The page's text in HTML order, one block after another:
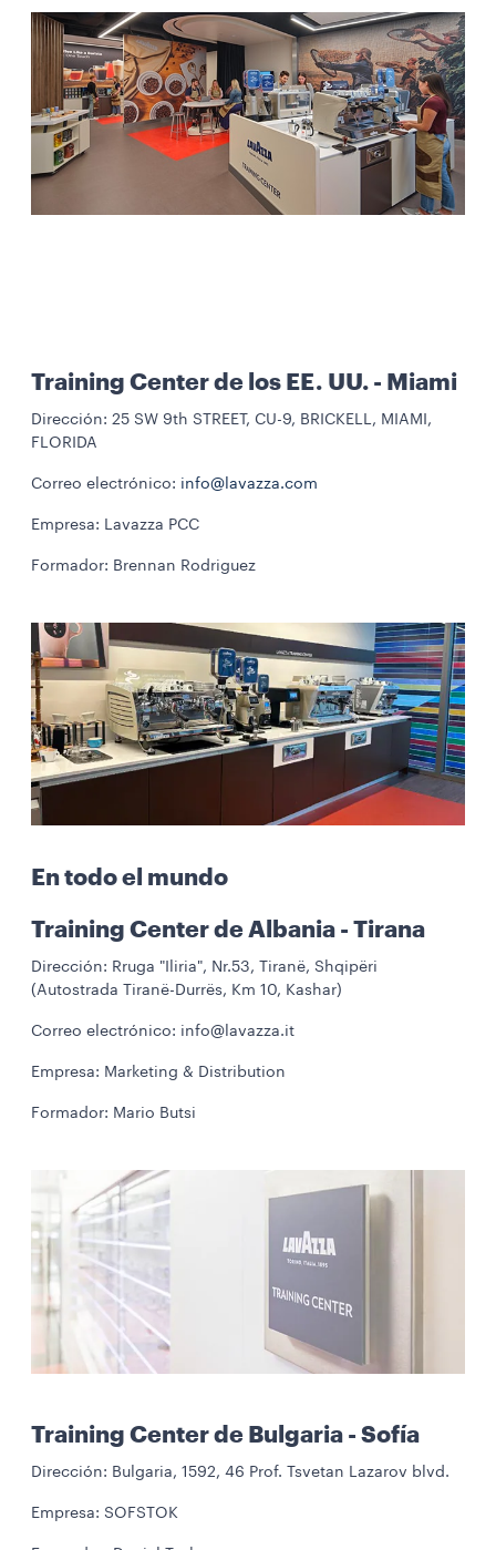
Training Center de los EE. UU. - Miami
Dirección: 25 SW 9th STREET, CU-9, BRICKELL, MIAMI,
FLORIDA
Correo electrónico: info@lavazza.com
Empresa: Lavazza PCC
Formador: Brennan Rodriguez
En todo el mundo
Training Center de Albania - Tirana
Dirección: Rruga "Iliria", Nr.53, Tiranë, Shqipëri
(Autostrada Tiranë-Durrës, Km 10, Kashar)
Correo electrónico: info@lavazza.it
Empresa: Marketing & Distribution
Formador: Mario Butsi
Training Center de Bulgaria - Sofía
Dirección: Bulgaria, 1592, 46 Prof. Tsvetan Lazarov blvd.
Empresa: SOFSTOK